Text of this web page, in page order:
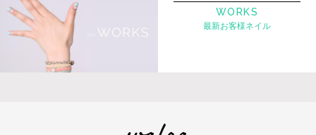
WORKS
最新お客様ネイル